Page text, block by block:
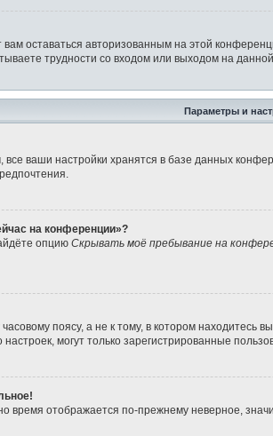
оставаться авторизованным на этой
трудности со входом или выходом на
Параметры и
ваши настройки хранятся в базе данных
на конференции»?
опцию Скрывать моё пребывание на
поясу, а не к тому, в котором находитесь
могут только зарегистрированные
время отображается по-прежнему неверное,